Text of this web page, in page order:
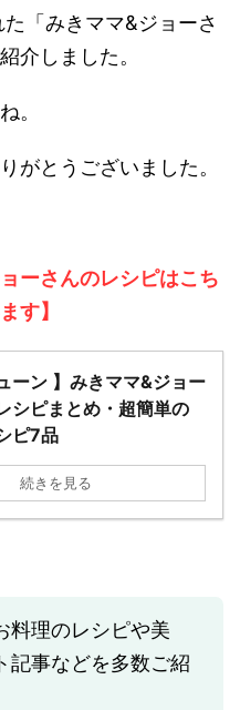
「みきママ&ジョーさ
介しました。
。
がとうございました。
ーさんのレシピはこち
す】
ーン 】みきママ&ジョー
シピまとめ・超簡単の
ピ7品
続きを見る
料理のレシピや美
記事などを多数ご紹